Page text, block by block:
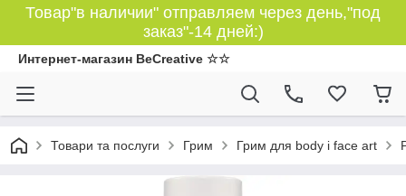
Товар"в наличии" отправляем через день,"под
заказ"-14 дней:)
Интернет-магазин BeCreative ☆☆
Товари та послуги Грим Грим для body і face art